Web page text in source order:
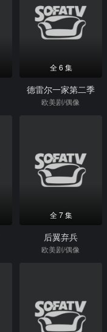
全 6 集
德雷尔一家第二季
欧美剧/偶像
全 7 集
后翼弃兵
欧美剧/偶像